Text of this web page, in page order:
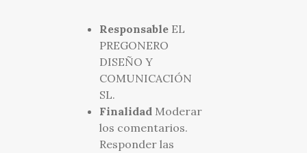
ResponsableEL
PREGONERO
DISEÑO Y
COMUNICACIÓN
SL.
FinalidadModerar
los comentarios.
Responder las